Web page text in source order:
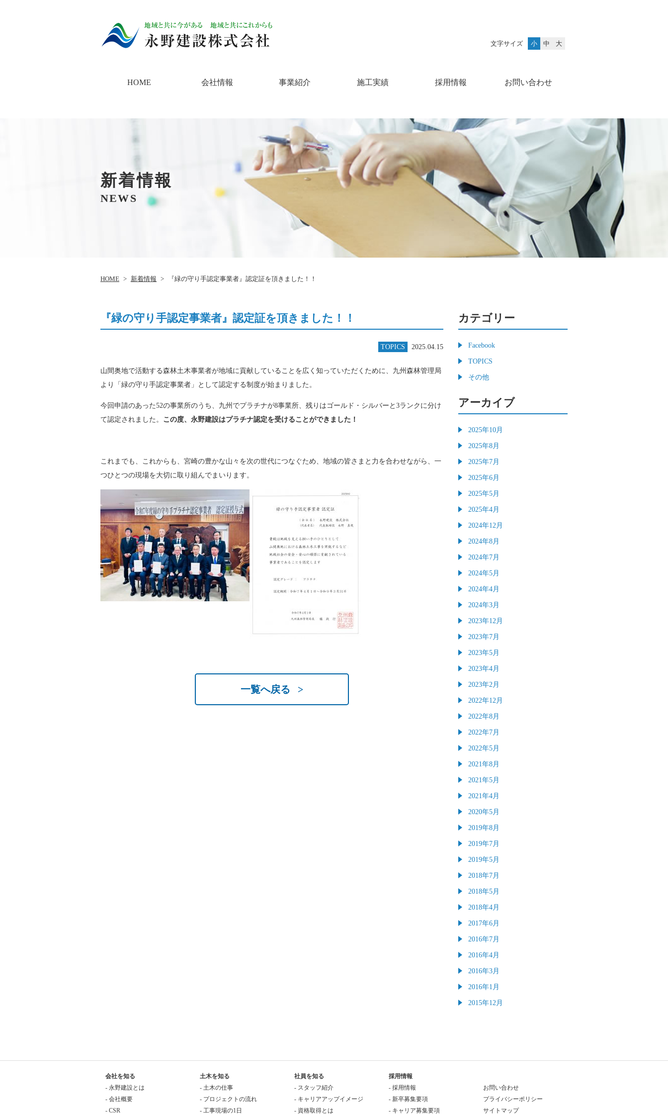
文字サイズ 小 中 大
HOME 会社情報 事業紹介 施工実績 採用情報 お問い合わせ
新着情報
NEWS
HOME > 新着情報 > 『緑の守り手認定事業者』認定証を頂きました！！
『緑の守り手認定事業者』認定証を頂きました！！
TOPICS 2025.04.15
山間奥地で活動する森林土木事業者が地域に貢献していることを広く知っていただくために、九州森林管理局
より「緑の守り手認定事業者」として認定する制度が始まりました。
今回申請のあった52の事業所のうち、九州でプラチナが8事業所、残りはゴールド・シルバーと3ランクに分け
て認定されました。 この度、永野建設はプラチナ認定を受けることができました！
これまでも、これからも、宮崎の豊かな山々を次の世代につなぐため、地域の皆さまと力を合わせながら、一
つひとつの現場を大切に取り組んでまいります。
一覧へ戻る >
カテゴリー
Facebook
TOPICS
その他
アーカイブ
2025年10月
2025年8月
2025年7月
2025年6月
2025年5月
2025年4月
2024年12月
2024年8月
2024年7月
2024年5月
2024年4月
2024年3月
2023年12月
2023年7月
2023年5月
2023年4月
2023年2月
2022年12月
2022年8月
2022年7月
2022年5月
2021年8月
2021年5月
2021年4月
2020年5月
2019年8月
2019年7月
2019年5月
2018年7月
2018年5月
2018年4月
2017年6月
2016年7月
2016年4月
2016年3月
2016年1月
2015年12月
会社を知る
- 永野建設とは
- 会社概要
- CSR
土木を知る
- 土木の仕事
- プロジェクトの流れ
- 工事現場の1日
社員を知る
- スタッフ紹介
- キャリアアップイメージ
- 資格取得とは
採用情報
- 採用情報
- 新卒募集要項
- キャリア募集要項
お問い合わせ
プライバシーポリシー
サイトマップ